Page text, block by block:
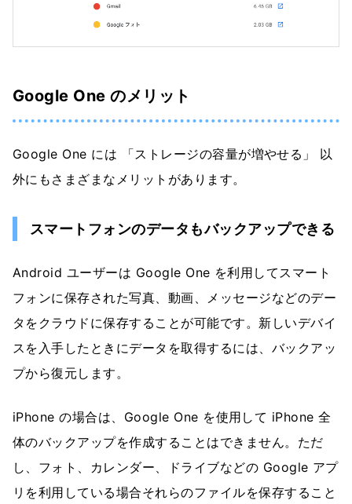
Google One のメリット
Google One には 「ストレージの容量が増やせる」 以
外にもさまざまなメリットがあります。
スマートフォンのデータもバックアップできる
Android ユーザーは Google One を利用してスマート
フォンに保存された写真、動画、メッセージなどのデー
タをクラウドに保存することが可能です。新しいデバイ
スを入手したときにデータを取得するには、バックアッ
プから復元します。
iPhone の場合は、Google One を使用して iPhone 全
体のバックアップを作成することはできません。ただ
し、フォト、カレンダー、ドライブなどの Google アプ
リを利用している場合それらのファイルを保存すること